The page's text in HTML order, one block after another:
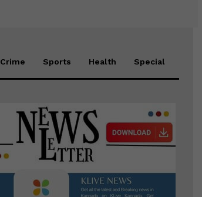
Crime Sports Health Special